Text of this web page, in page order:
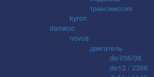
трансмиссия
kyron
daewoo
novus
двигатель
de/l/06/08
de12 / 2366